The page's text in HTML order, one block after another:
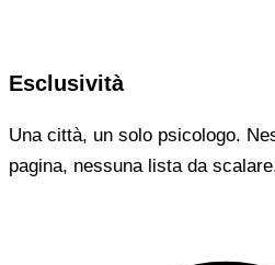
Esclusività
Una città, un solo psicologo.
pagina, nessuna lista da